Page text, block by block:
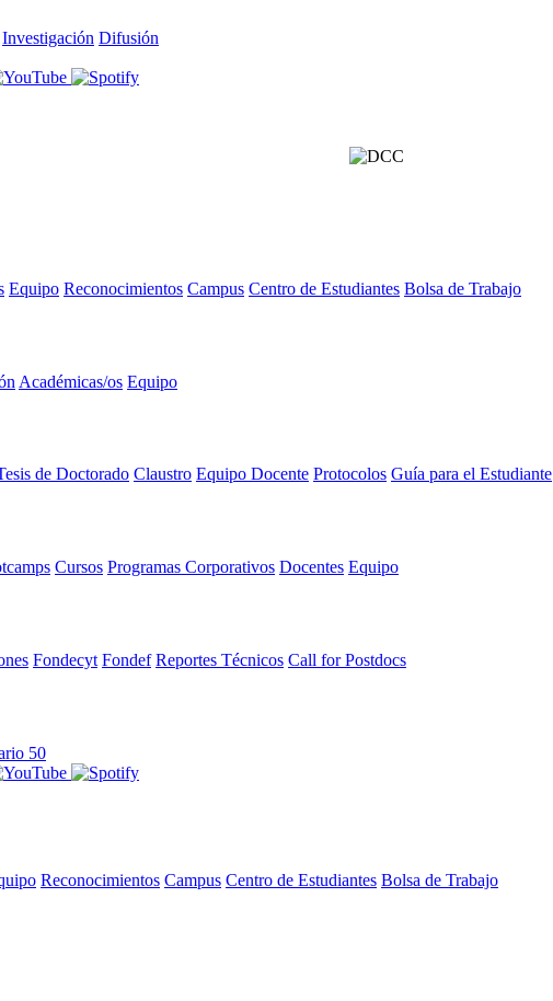
Investigación Difusión
Equipo Reconocimientos Campus Centro de Estudiantes Bolsa de Trabajo
Académicas/os Equipo
de Doctorado Claustro Equipo Docente Protocolos Guía para el Estudiante
Cursos Programas Corporativos Docentes Equipo
Fondecyt Fondef Reportes Técnicos Call for Postdocs
50
Reconocimientos Campus Centro de Estudiantes Bolsa de Trabajo